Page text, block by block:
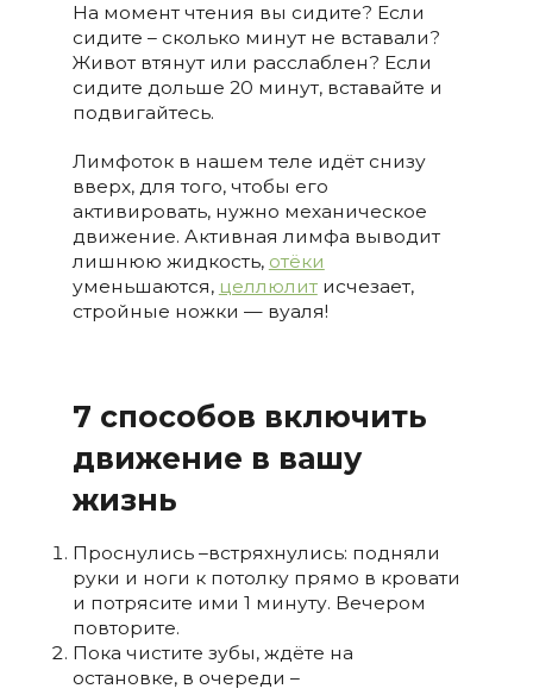
На момент чтения вы сидите? Если
сидите – сколько минут не вставали?
Живот втянут или расслаблен? Если
сидите дольше 20 минут, вставайте и
подвигайтесь.
Лимфоток в нашем теле идёт снизу
вверх, для того, чтобы его
активировать, нужно механическое
движение. Активная лимфа выводит
лишнюю жидкость, отёки
уменьшаются, целлюлитисчезает,
стройные ножки — вуаля!
7 способов включить
движение в вашу
жизнь
Проснулись –встряхнулись: подняли
руки и ноги к потолку прямо в кровати
и потрясите ими 1 минуту. Вечером
повторите.
Пока чистите зубы, ждёте на
остановке, в очереди –